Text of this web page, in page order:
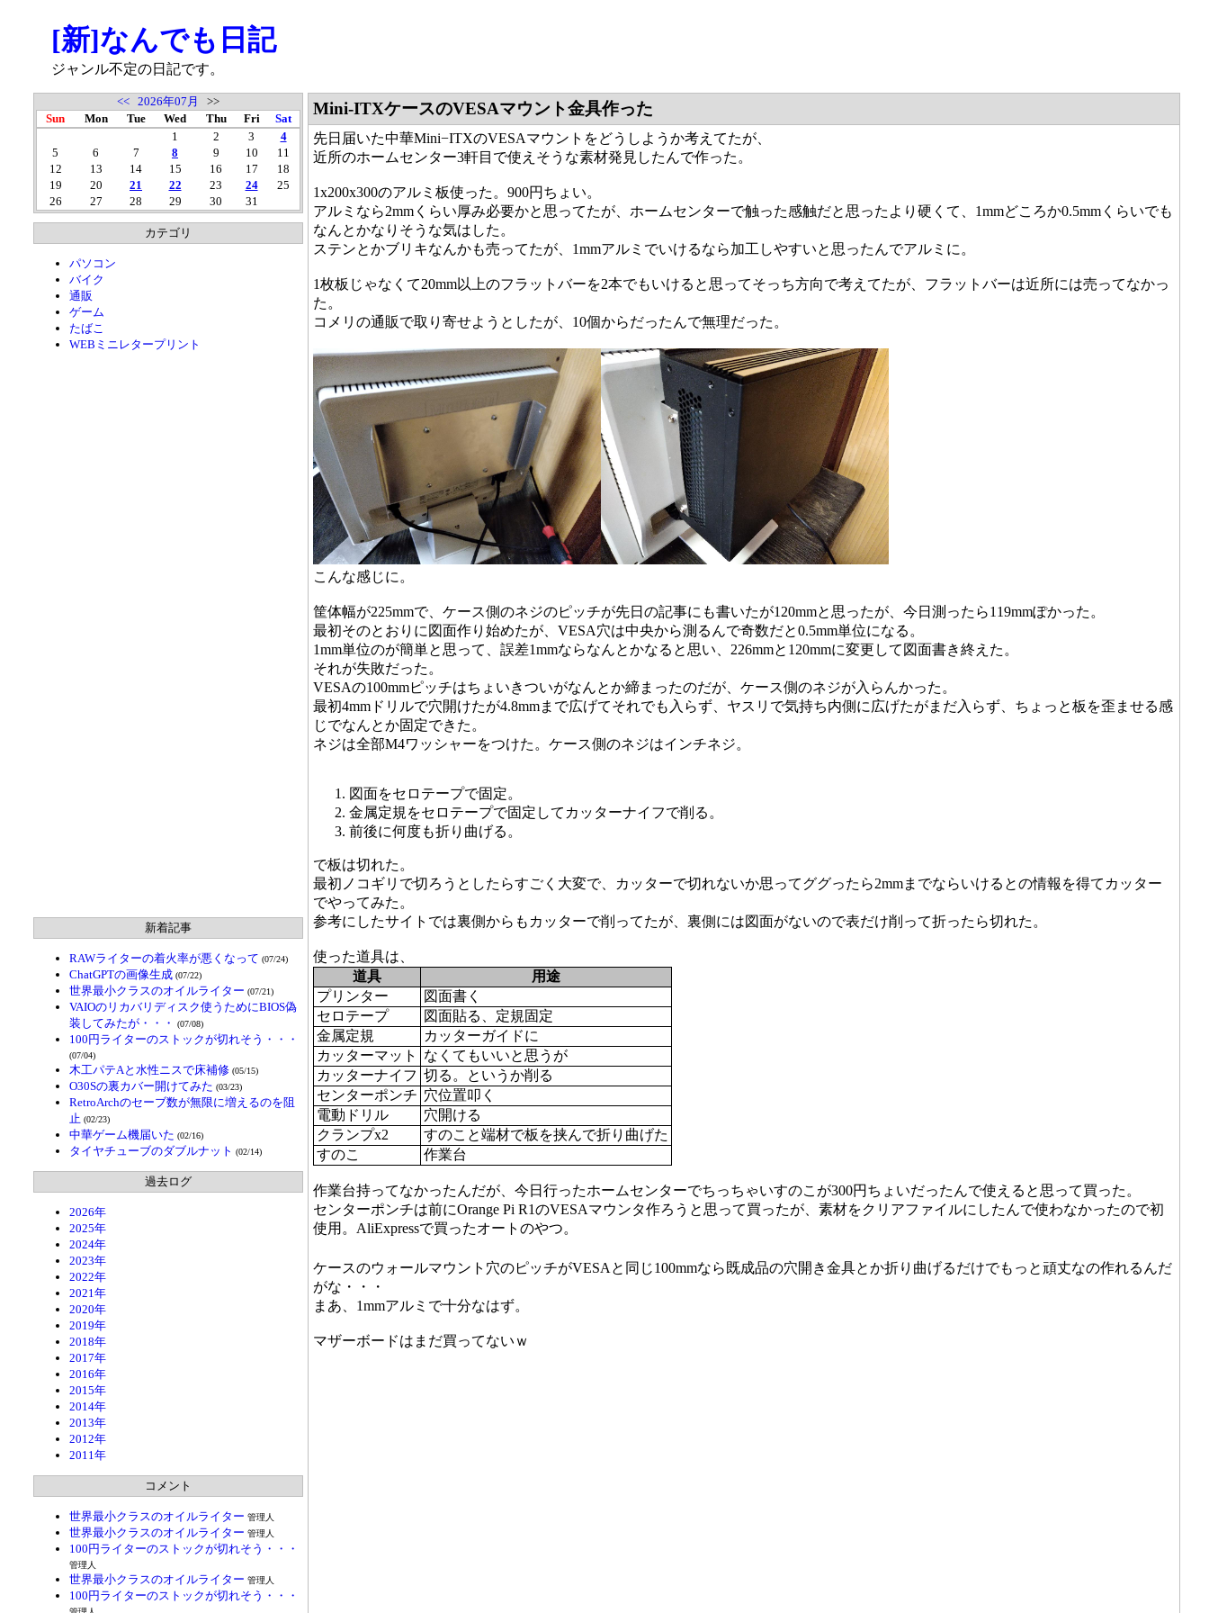
[新]なんでも日記
ジャンル不定の日記です。
<< 2026年07月
>>
Sun
Mon Tue Wed Thu Fri
Sat
1
2 3
4
5
6 7 8 9 10
11
12
13 14 15 16 17
18
19
20 21 22 23 24
25
26
27 28 29 30 31
カテゴリ
パソコン
バイク
通販
ゲーム
たばこ
WEBミニレタープリント
新着記事
RAWライターの着火率が悪くなって (07/24)
ChatGPTの画像生成 (07/22)
世界最小クラスのオイルライター (07/21)
VAIOのリカバリディスク使うためにBIOS偽
装してみたが・・・
(07/08)
100円ライターのストックが切れそう・・・
(07/04)
木工パテAと水性ニスで床補修 (05/15)
O30Sの裏カバー開けてみた (03/23)
RetroArchのセーブ数が無限に増えるのを阻
止 (02/23)
中華ゲーム機届いた (02/16)
タイヤチューブのダブルナット (02/14)
過去ログ
2026年
2025年
2024年
2023年
2022年
2021年
2020年
2019年
2018年
2017年
2016年
2015年
2014年
2013年
2012年
2011年
コメント
世界最小クラスのオイルライター 管理人
世界最小クラスのオイルライター 管理人
100円ライターのストックが切れそう・・・
管理人
世界最小クラスのオイルライター 管理人
100円ライターのストックが切れそう・・・
Mini-ITXケースのVESAマウント金具作った
先日届いた中華Mini−ITXのVESAマウントをどうしようか考えてたが、
近所のホームセンター3軒目で使えそうな素材発見したんで作った。
1x200x300のアルミ板使った。900円ちょい。
アルミなら2mmくらい厚み必要かと思ってたが、ホームセンターで触った感触だと思ったより硬くて、1mmどころか0.5mmくらいでも
なんとかなりそうな気はした。
ステンとかブリキなんかも売ってたが、1mmアルミでいけるなら加工しやすいと思ったんでアルミに。
1枚板じゃなくて20mm以上のフラットバーを2本でもいけると思ってそっち方向で考えてたが、フラットバーは近所には売ってなかっ
た。
コメリの通販で取り寄せようとしたが、10個からだったんで無理だった。
こんな感じに。
筐体幅が225mmで、ケース側のネジのピッチが先日の記事にも書いたが120mmと思ったが、今日測ったら119mmぽかった。
最初そのとおりに図面作り始めたが、VESA穴は中央から測るんで奇数だと0.5mm単位になる。
1mm単位のが簡単と思って、誤差1mmならなんとかなると思い、226mmと120mmに変更して図面書き終えた。
それが失敗だった。
VESAの100mmピッチはちょいきついがなんとか締まったのだが、ケース側のネジが入らんかった。
最初4mmドリルで穴開けたが4.8mmまで広げてそれでも入らず、ヤスリで気持ち内側に広げたがまだ入らず、ちょっと板を歪ませる感
じでなんとか固定できた。
ネジは全部M4ワッシャーをつけた。ケース側のネジはインチネジ。
図面をセロテープで固定。
金属定規をセロテープで固定してカッターナイフで削る。
前後に何度も折り曲げる。
で板は切れた。
最初ノコギリで切ろうとしたらすごく大変で、カッターで切れないか思ってググったら2mmまでならいけるとの情報を得てカッター
でやってみた。
参考にしたサイトでは裏側からもカッターで削ってたが、裏側には図面がないので表だけ削って折ったら切れた。
使った道具は、
道具
用途
プリンター
図面書く
セロテープ
図面貼る、定規固定
金属定規
カッターガイドに
カッターマット
なくてもいいと思うが
カッターナイフ 切る。というか削る
センターポンチ 穴位置叩く
電動ドリル
穴開ける
クランプx2
すのこと端材で板を挟んで折り曲げた
すのこ
作業台
作業台持ってなかったんだが、今日行ったホームセンターでちっちゃいすのこが300円ちょいだったんで使えると思って買った。
センターポンチは前にOrange Pi R1のVESAマウンタ作ろうと思って買ったが、素材をクリアファイルにしたんで使わなかったので初
使用。AliExpressで買ったオートのやつ。
ケースのウォールマウント穴のピッチがVESAと同じ100mmなら既成品の穴開き金具とか折り曲げるだけでもっと頑丈なの作れるんだ
がな・・・
まあ、1mmアルミで十分なはず。
マザーボードはまだ買ってないｗ